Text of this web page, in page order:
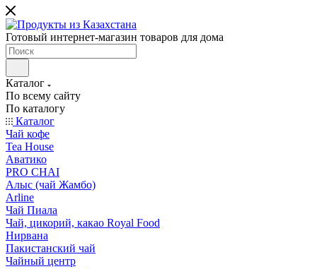
Готовый интернет-магазин товаров для дома
Каталог
По всему сайту
По каталогу
Каталог
Чай кофе
Tea House
Аватико
PRO CHAI
Алыс (чай Жамбо)
Arline
Чай Пиала
Чай, цикорий, какао Royal Food
Нирвана
Пакистанский чай
Чайный центр